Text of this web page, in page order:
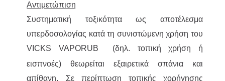
Αντιμετώπιση
Συστηματική τοξικότητα ως αποτέλεσμα
υπερδοσολογίας κατά τη συνιστώμενη χρήση του
VICKS VAPORUB
(δηλ. τοπική χρήση ή
εισπνοές) θεωρείται εξαιρετικά σπάνια και
απίθανη. Σε περίπτωση τοπικής χορήγησης